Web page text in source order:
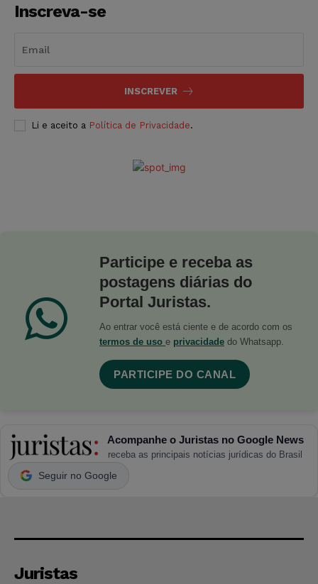
Inscreva-se
INSCREVER
Li e aceito a Política de Privacidade.
Participe e receba as
postagens diárias do
Portal Juristas.
Ao entrar você está ciente e de acordo com os
termos de uso e privacidade do Whatsapp.
PARTICIPE DO CANAL
Acompanhe o Juristas no Google News
receba as principais notícias jurídicas do Brasil
Seguir no Google
Juristas